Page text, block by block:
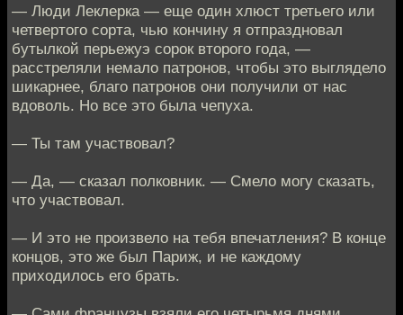
— Люди Леклерка — еще один хлюст третьего или
четвертого сорта, чью кончину я отпраздновал
бутылкой перьежуэ сорок второго года, —
расстреляли немало патронов, чтобы это выглядело
шикарнее, благо патронов они получили от нас
вдоволь. Но все это была чепуха.
— Ты там участвовал?
— Да, — сказал полковник. — Смело могу сказать,
что участвовал.
— И это не произвело на тебя впечатления? В конце
концов, это же был Париж, и не каждому
приходилось его брать.